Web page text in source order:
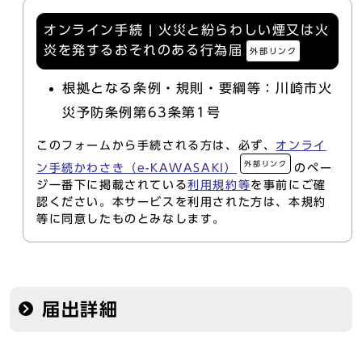
オンライン手続 | 火災と紛らわしい煙又は火
炎を発するおそれのある行為届
外部リンク
根拠となる条例・規則・要綱等：川崎市火
災予防条例第63条第1号
このフォームから手続される方は、必ず、 オンライ
ン手続かわさき（e-KAWASAKI）
外部リンク
のペー
ジ一番下に掲載されている利用規約等を事前にご確
認ください。本サービスを利用された方は、本規約
等に同意したものとみなします。
届出詳細